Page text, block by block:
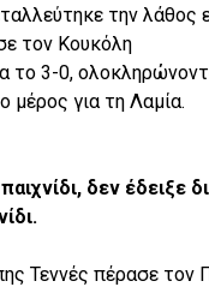
την λάθος
τον Κουκόλη
το 3-0,
μέρος για τη Λαμία.
δεν έδειξε
Τεννές πέρασε τον